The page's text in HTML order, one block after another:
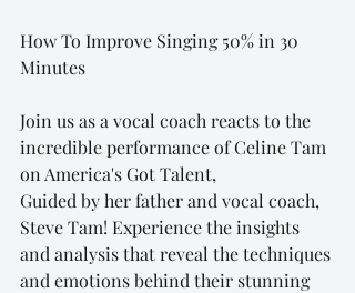
How To Improve Singing 50% in 30
Minutes
Join us as a vocal coach reacts to the
incredible performance of Celine Tam
on America's Got Talent,
Guided by her father and vocal coach,
Steve Tam! Experience the insights
and analysis that reveal the techniques
and emotions behind their stunning